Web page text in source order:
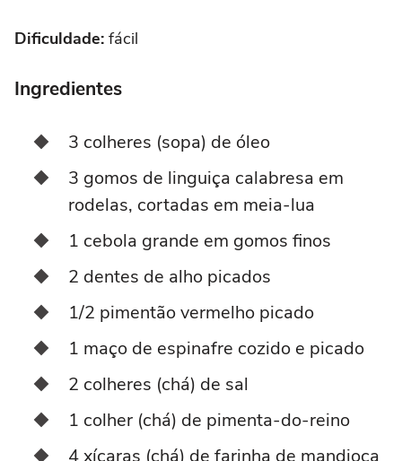
Dificuldade: fácil
Ingredientes
3 colheres (sopa) de óleo
3 gomos de linguiça calabresa em
rodelas, cortadas em meia-lua
1 cebola grande em gomos finos
2 dentes de alho picados
1/2 pimentão vermelho picado
1 maço de espinafre cozido e picado
2 colheres (chá) de sal
1 colher (chá) de pimenta-do-reino